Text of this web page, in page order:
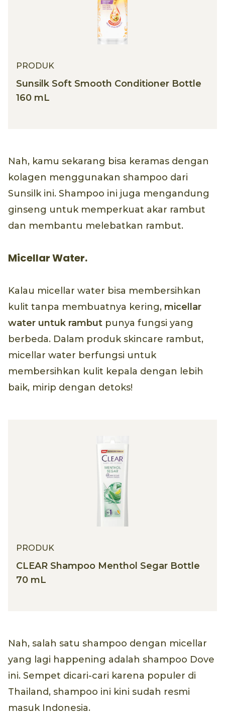
PRODUK
Sunsilk Soft Smooth Conditioner Bottle
160 mL
Nah, kamu sekarang bisa keramas dengan
kolagen menggunakan shampoo dari
Sunsilk ini. Shampoo ini juga mengandung
ginseng untuk memperkuat akar rambut
dan membantu melebatkan rambut.
Micellar Water.
Kalau micellar water bisa membersihkan
kulit tanpa membuatnya kering, micellar
water untuk rambut punya fungsi yang
berbeda. Dalam produk skincare rambut,
micellar water berfungsi untuk
membersihkan kulit kepala dengan lebih
baik, mirip dengan detoks!
PRODUK
CLEAR Shampoo Menthol Segar Bottle
70 mL
Nah, salah satu shampoo dengan micellar
yang lagi happening adalah shampoo Dove
ini. Sempet dicari-cari karena populer di
Thailand, shampoo ini kini sudah resmi
masuk Indonesia.